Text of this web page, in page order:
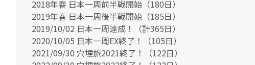
2018年春 日本一周前半戦開始（180日）
2019年春 日本一周後半戦開始（185日）
2019/10/02 日本一周達成！（計365日）
2020/10/05 日本一周EX終了！（105日）
2021/09/30 穴埋旅2021終了！（122日）